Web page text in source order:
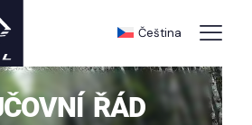
Čeština
ŘÁD
ŘÁD